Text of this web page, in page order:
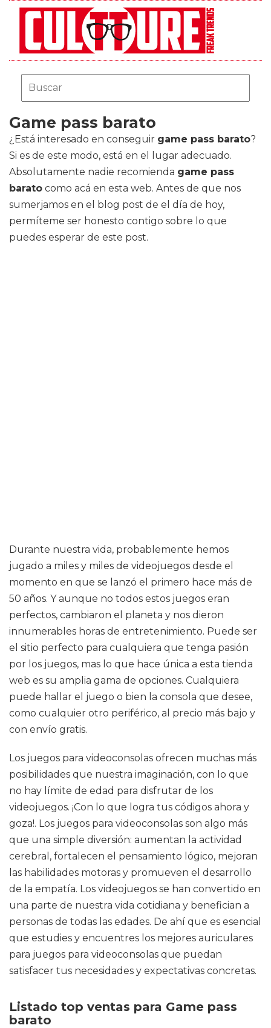
Game pass barato
¿Está interesado en conseguir game pass barato?
Si es de este modo, está en el lugar adecuado.
Absolutamente nadie recomienda game pass
barato como acá en esta web. Antes de que nos
sumerjamos en el blog post de el día de hoy,
permíteme ser honesto contigo sobre lo que
puedes esperar de este post.
Durante nuestra vida, probablemente hemos
jugado a miles y miles de videojuegos desde el
momento en que se lanzó el primero hace más de
50 años. Y aunque no todos estos juegos eran
perfectos, cambiaron el planeta y nos dieron
innumerables horas de entretenimiento. Puede ser
el sitio perfecto para cualquiera que tenga pasión
por los juegos, mas lo que hace única a esta tienda
web es su amplia gama de opciones. Cualquiera
puede hallar el juego o bien la consola que desee,
como cualquier otro periférico, al precio más bajo y
con envío gratis.
Los juegos para videoconsolas ofrecen muchas más
posibilidades que nuestra imaginación, con lo que
no hay límite de edad para disfrutar de los
videojuegos. ¡Con lo que logra tus códigos ahora y
goza!. Los juegos para videoconsolas son algo más
que una simple diversión: aumentan la actividad
cerebral, fortalecen el pensamiento lógico, mejoran
las habilidades motoras y promueven el desarrollo
de la empatía. Los videojuegos se han convertido en
una parte de nuestra vida cotidiana y benefician a
personas de todas las edades. De ahí que es esencial
que estudies y encuentres los mejores auriculares
para juegos para videoconsolas que puedan
satisfacer tus necesidades y expectativas concretas.
Listado top ventas para Game pass
barato